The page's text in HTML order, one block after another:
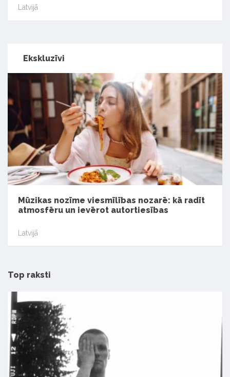
Latvijā
Ekskluzīvi
Mūzikas nozīme viesmīlības nozarē: kā radīt
atmosfēru un ievērot autortiesības
Latvijā
Top raksti